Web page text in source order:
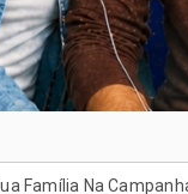
Escrever Minha